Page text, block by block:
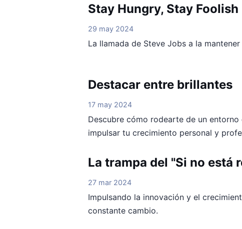
Stay Hungry, Stay Foolish
29 may 2024
La llamada de Steve Jobs a la
Destacar entre brillantes
17 may 2024
Descubre cómo rodearte de un
impulsar tu crecimiento personal y
La trampa del "Si no está
27 mar 2024
Impulsando la innovación y el
constante cambio.